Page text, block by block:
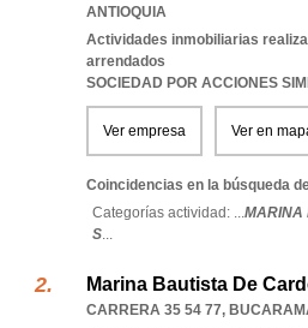
ANTIOQUIA
Actividades inmobiliarias
arrendados
SOCIEDAD POR ACCIONES
Ver empresa Ver en
Coincidencias en la búsqueda
Categorías actividad: ...MARINA
S...
Marina Bautista De
CARRERA 35 54 77,